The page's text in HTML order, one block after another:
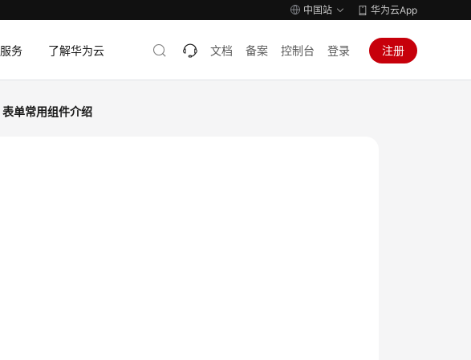
中国站 华为云App
服务 了解华为云 文档 备案 控制台 登录 注册
表单常用组件介绍